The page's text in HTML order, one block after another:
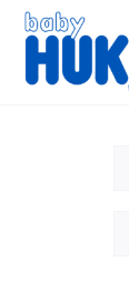
Skip
content